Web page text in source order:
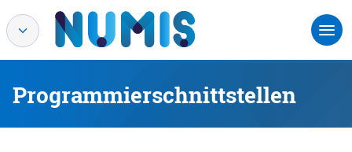
Programmierschnittstellen